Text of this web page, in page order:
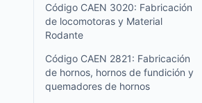
Código CAEN 3020: Fabricación
de locomotoras y Material
Rodante
Código CAEN 2821: Fabricación
de hornos, hornos de fundición y
quemadores de hornos